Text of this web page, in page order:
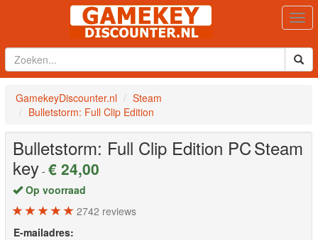
GamekeyDiscounter.nl
Steam
Bulletstorm: Full Clip Edition
Bulletstorm: Full Clip Edition PCSteam
key - € 24,00
Op voorraad
2742 reviews
E-mailadres: